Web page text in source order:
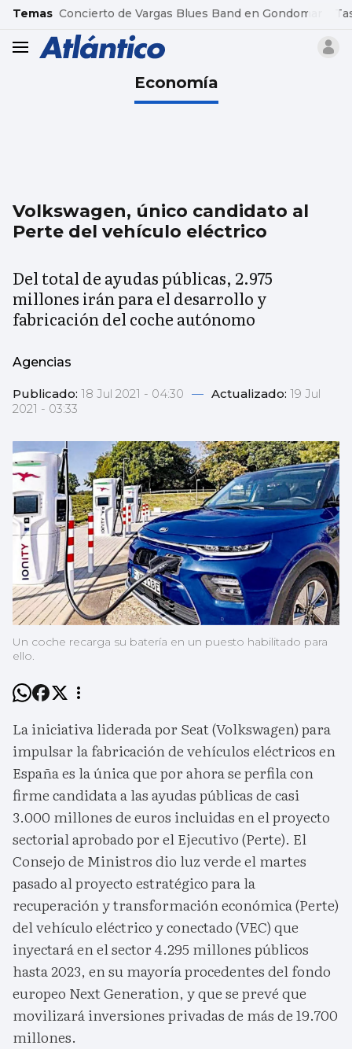
common.go-to-content
Temas Concierto de Vargas Blues Band en Gondomar
header.menu.open
Economía
Volkswagen, único candidato al
Perte del vehículo eléctrico
Del total de ayudas públicas, 2.975
millones irán para el desarrollo y
fabricación del coche autónomo
Agencias
Publicado: 18 Jul 2021 - 04:30 — Actualizado: 19 Jul
2021 - 03:33
Un coche recarga su batería en un puesto habilitado para
ello.
La iniciativa liderada por Seat (Volkswagen) para
impulsar la fabricación de vehículos eléctricos en
España es la única que por ahora se perfila con
firme candidata a las ayudas públicas de casi
3.000 millones de euros incluidas en el proyecto
sectorial aprobado por el Ejecutivo (Perte). El
Consejo de Ministros dio luz verde el martes
pasado al proyecto estratégico para la
recuperación y transformación económica (Perte)
del vehículo eléctrico y conectado (VEC) que
inyectará en el sector 4.295 millones públicos
hasta 2023, en su mayoría procedentes del fondo
europeo Next Generation, y que se prevé que
movilizará inversiones privadas de más de 19.700
millones.